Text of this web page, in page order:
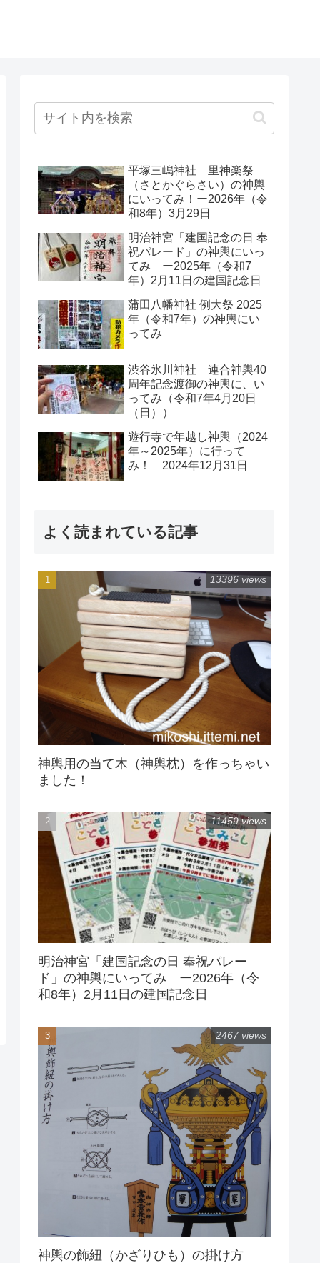
平塚三嶋神社 里神楽祭
（さとかぐらさい）の神輿
にいってみ！ー2026年（令
和8年）3月29日
明治神宮「建国記念の日 奉
祝パレード」の神輿にいっ
てみ ー2025年（令和7
年）2月11日の建国記念日
蒲田八幡神社 例大祭 2025
年（令和7年）の神輿にい
ってみ
渋谷氷川神社 連合神輿40
周年記念渡御の神輿に、い
ってみ（令和7年4月20日
（日））
遊行寺で年越し神輿（2024
年～2025年）に行って
み！ 2024年12月31日
よく読まれている記事
神輿用の当て木（神輿枕）を作っちゃい
ました！
13396 views
明治神宮「建国記念の日 奉祝パレー
ド」の神輿にいってみ ー2026年（令
和8年）2月11日の建国記念日
11459 views
神輿の飾紐（かざりひも）の掛け方
2467 views